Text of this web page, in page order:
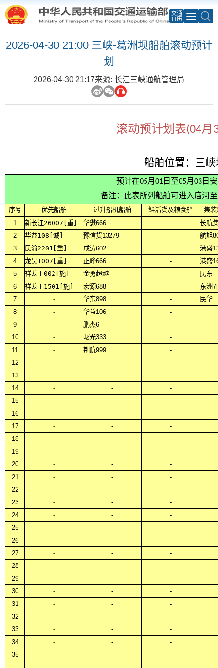
交通
日历
2026-04-30 21:00 三峡-葛洲坝船舶滚动预计
划
2026-04-30 21:17来源: 长江三峡通航管理局
滚动预计划表(04月
船舶位置：三峡
预计在05月01日至05月03日
备注：此表所列船舶可进入庙河
序号 优先船舶 过升船机船舶 鲜活货及粮食船 集装
1 新长江26007[重] 华懋666
长航
2
华益108[诚] 豫信货13279 -
航旭
3
民渝2201[重] 成涛602 -
港盛
4
龙昊1007[重] 正峰666 -
港盛
5
祥龙工002[施] 金勇超越 -
民东
6
祥龙工1501[施] 宏源688 -
东洲
7
- 华东898 -
民华
8
- 华益106
-
9
- 鹏杰6
-
10
- 曙光333
-
11
- 荆航999
-
12
- -
-
13
- -
-
14
- -
-
15
- -
-
16
- -
-
17
- -
-
18
- -
-
19
- -
-
20
- -
-
21
- -
-
22
- -
-
23
- -
-
24
- -
-
25
- -
-
26
- -
-
27
- -
-
28
- -
-
29
- -
-
30
- -
-
31
- -
-
32
- -
-
33
- -
-
34
- -
-
35
- - -